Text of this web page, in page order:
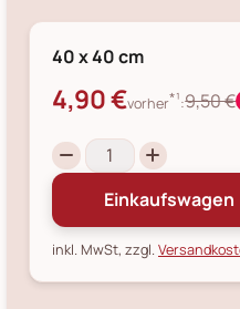
40 x 40 cm
4,90 €vorher*¹:9,50 €
Einkaufswagen
inkl. MwSt, zzgl.